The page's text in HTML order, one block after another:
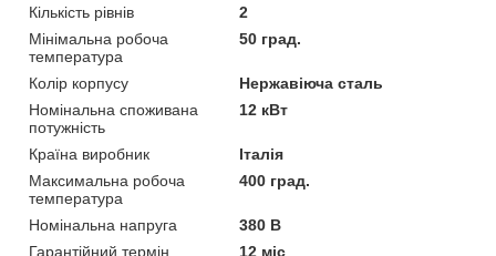
Кількість рівнів
2
Мінімальна робоча
температура
50 град.
Колір корпусу
Нержавіюча сталь
Номінальна споживана
потужність
12 кВт
Країна виробник
Італія
Максимальна робоча
температура
400 град.
Номінальна напруга
380 В
Гарантійний термін
12 міс